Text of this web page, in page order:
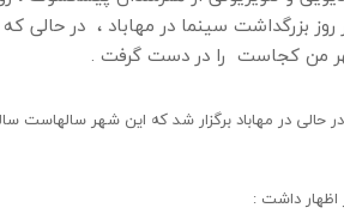
روز بزرگداشت سینما در مهاباد ، در حالی
من کجاست را در دست گرفت .
حالی در مهاباد برگزار شد که این شهر
داشت :